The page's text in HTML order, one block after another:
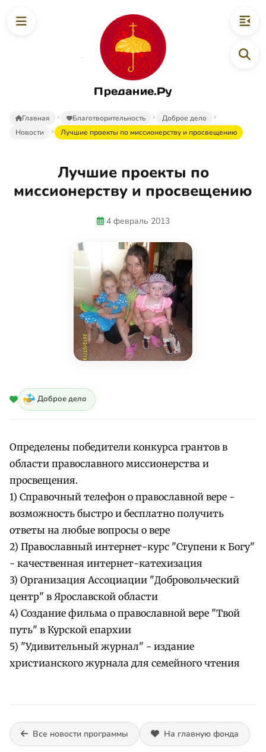
Предание.Ру
Главная Благотворительность
Доброе дело
Новости
Лучшие проекты по миссионерству и просвещению
Лучшие проекты по
миссионерству и просвещению
4 февраль 2013
Доброе дело
Определены победители конкурса грантов в
области православного миссионерства и
просвещения.
1) Справочный телефон о православной вере -
возможность быстро и бесплатно получить
ответы на любые вопросы о вере
2) Православный интернет-курс "Ступени к Богу"
- качественная интернет-катехизация
3) Организация Ассоциации "Добровольческий
центр" в Ярославской области
4) Создание фильма о православной вере "Твой
путь" в Курской епархии
5) "Удивительный журнал" - издание
христианского журнала для семейного чтения
Все новости программы На главную фонда